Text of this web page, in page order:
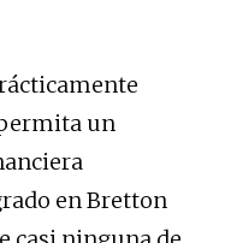
un
en Bretton